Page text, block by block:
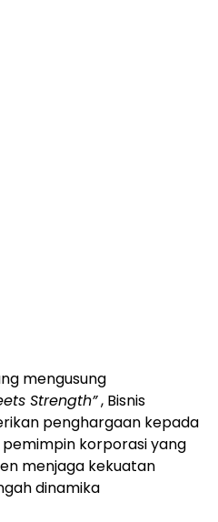
mengusung
Strength”, Bisnis
penghargaan kepada
korporasi yang
menjaga kekuatan
dinamika